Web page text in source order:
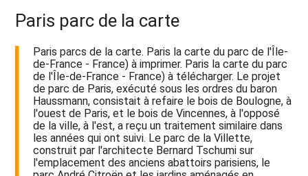
Paris parc de la carte
Paris parcs de la carte. Paris la carte du parc de l'Île-
de-France - France) à imprimer. Paris la carte du parc
de l'Île-de-France - France) à télécharger. Le projet
de parc de Paris, exécuté sous les ordres du baron
Haussmann, consistait à refaire le bois de Boulogne, à
l'ouest de Paris, et le bois de Vincennes, à l'opposé
de la ville, à l'est, a reçu un traitement similaire dans
les années qui ont suivi. Le parc de la Villette,
construit par l'architecte Bernard Tschumi sur
l'emplacement des anciens abattoirs parisiens, le